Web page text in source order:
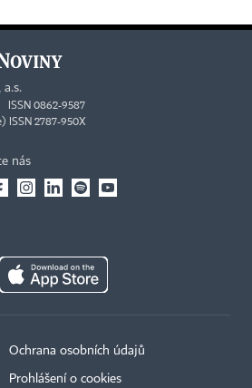
a.s.
ISSN 0862-9587
ISSN 2787-950X
nás
Ochrana osobních údajů
Prohlášení o cookies